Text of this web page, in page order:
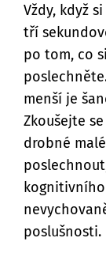
Vždy, když
tří
po tom, co
menší je
Zkoušejte
drobné
poslušnosti.